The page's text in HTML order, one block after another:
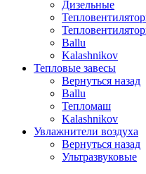
Дизельные
Ballu
Kalashnikov
Тепловые завесы
Вернуться назад
Ballu
Тепломаш
Kalashnikov
Увлажнители воздуха
Вернуться назад
Ультразвуковые